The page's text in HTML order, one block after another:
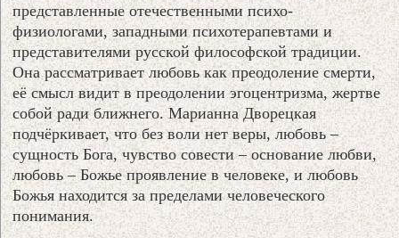
представленные отечественными психо-
физиологами, западными психотерапевтами и
представителями русской философской традиции.
Она рассматривает любовь как преодоление смерти,
её смысл видит в преодолении эгоцентризма, жертве
собой ради ближнего. Марианна Дворецкая
подчёркивает, что без воли нет веры, любовь –
сущность Бога, чувство совести – основание любви,
любовь – Божье проявление в человеке, и любовь
Божья находится за пределами человеческого
понимания.